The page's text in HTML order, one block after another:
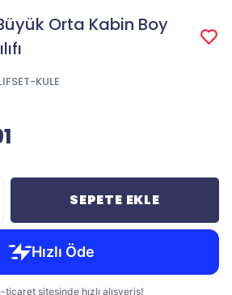
Orta Kabin Boy
KULE
SEPETE EKLE